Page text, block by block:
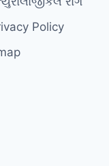
Policy